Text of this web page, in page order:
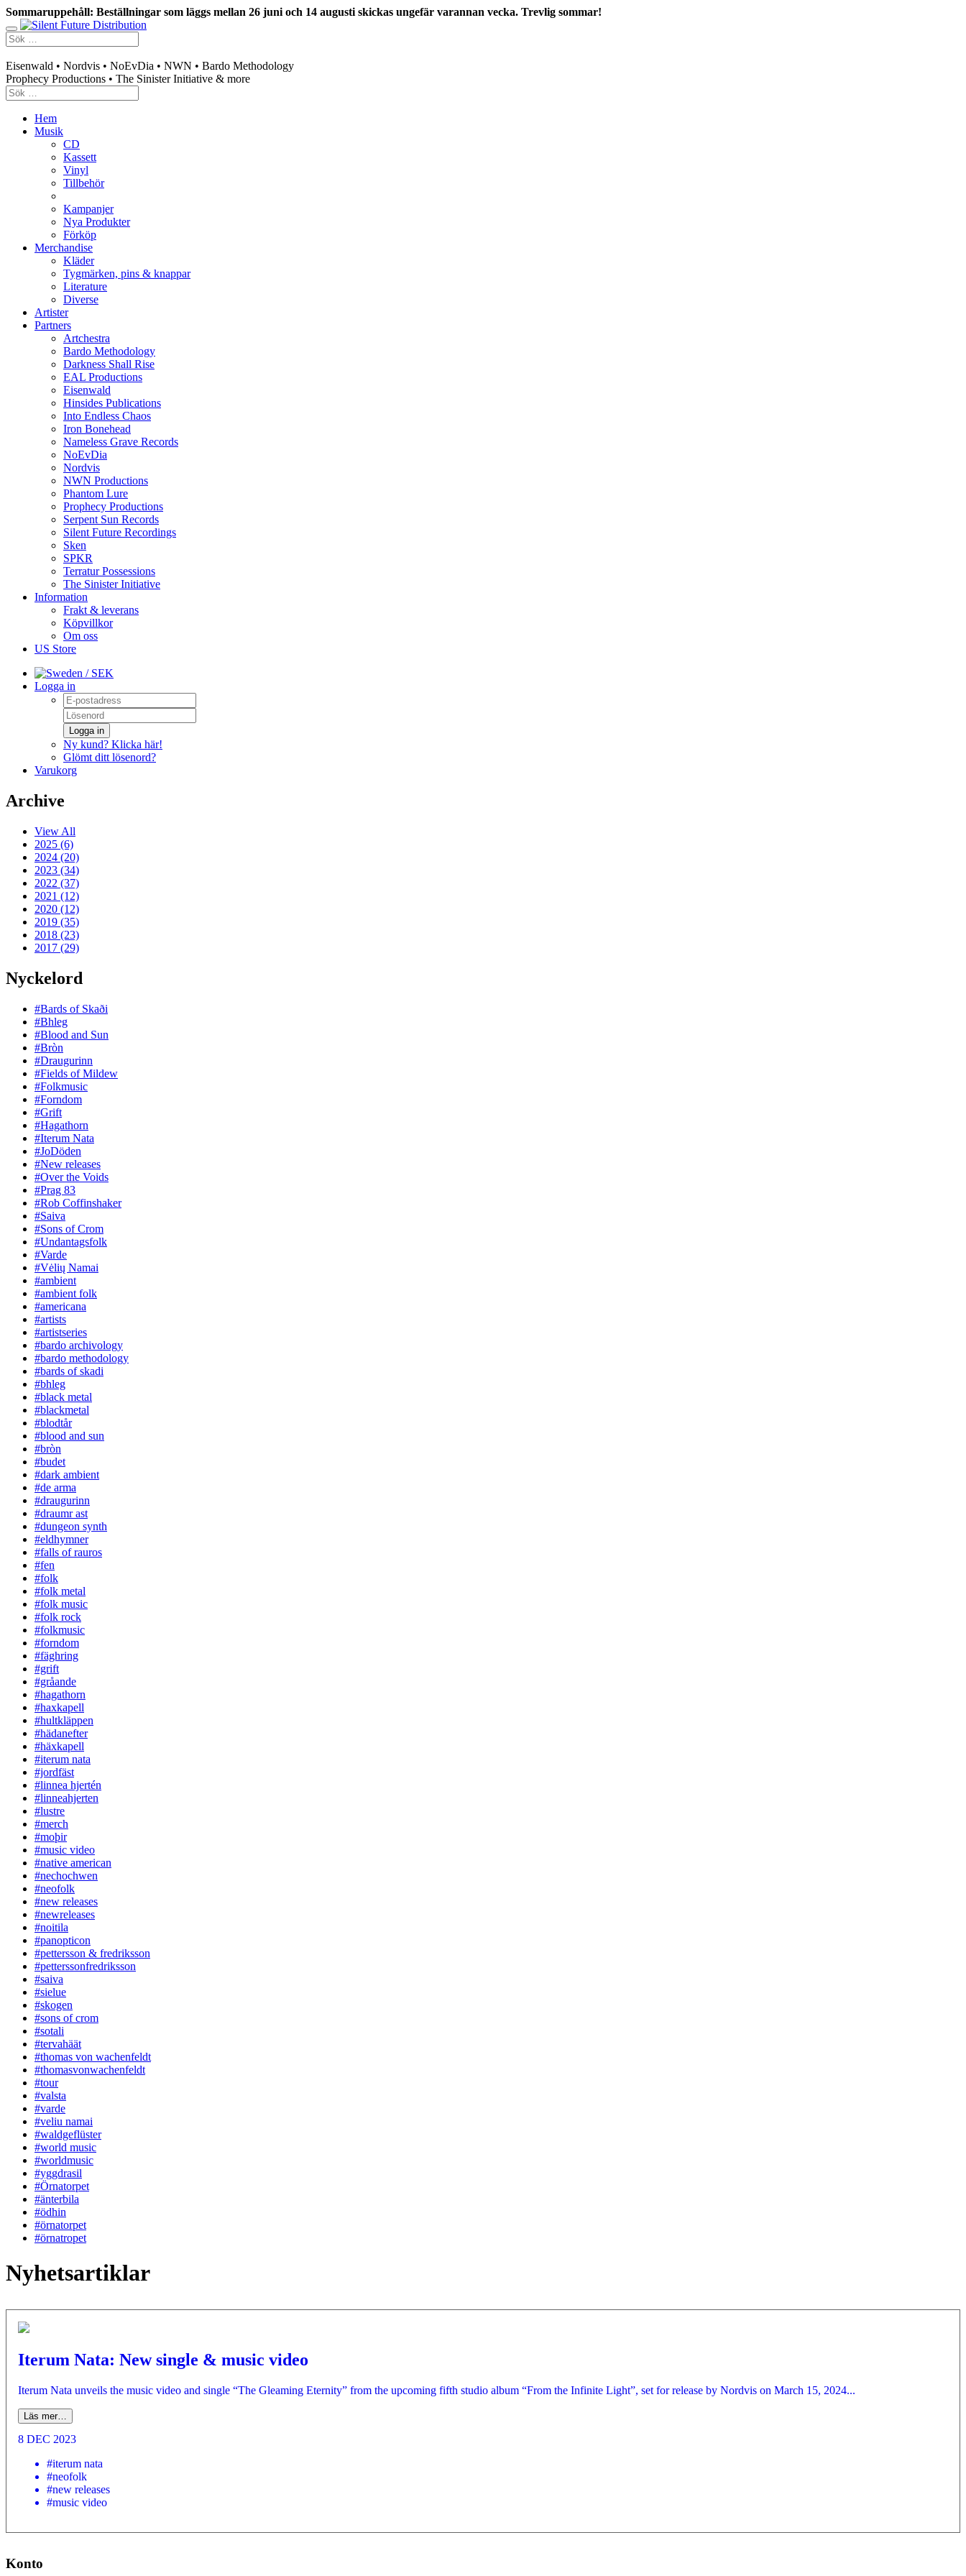
Sommaruppehåll: Beställningar som läggs mellan 26 juni och 14 augusti skickas ungefär varannan vecka. Trevlig sommar!
Eisenwald • Nordvis • NoEvDia • NWN • Bardo Methodology
Prophecy Productions • The Sinister Initiative & more
Hem
Musik
CD
Kassett
Vinyl
Tillbehör
Kampanjer
Nya Produkter
Förköp
Merchandise
Kläder
Tygmärken, pins & knappar
Literature
Diverse
Artister
Partners
Artchestra
Bardo Methodology
Darkness Shall Rise
EAL Productions
Eisenwald
Hinsides Publications
Into Endless Chaos
Iron Bonehead
Nameless Grave Records
NoEvDia
Nordvis
NWN Productions
Phantom Lure
Prophecy Productions
Serpent Sun Records
Silent Future Recordings
Sken
SPKR
Terratur Possessions
The Sinister Initiative
Information
Frakt & leverans
Köpvillkor
Om oss
US Store
/ SEK
Logga in
Logga in
Ny kund? Klicka här!
Glömt ditt lösenord?
Varukorg
Archive
View All
2025 (6)
2024 (20)
2023 (34)
2022 (37)
2021 (12)
2020 (12)
2019 (35)
2018 (23)
2017 (29)
Nyckelord
#Bards of Skaði
#Bhleg
#Blood and Sun
#Bròn
#Draugurinn
#Fields of Mildew
#Folkmusic
#Forndom
#Grift
#Hagathorn
#Iterum Nata
#JoDöden
#New releases
#Over the Voids
#Prag 83
#Rob Coffinshaker
#Saiva
#Sons of Crom
#Undantagsfolk
#Varde
#Vėlių Namai
#ambient
#ambient folk
#americana
#artists
#artistseries
#bardo archivology
#bardo methodology
#bards of skadi
#bhleg
#black metal
#blackmetal
#blodtår
#blood and sun
#bròn
#budet
#dark ambient
#de arma
#draugurinn
#draumr ast
#dungeon synth
#eldhymner
#falls of rauros
#fen
#folk
#folk metal
#folk music
#folk rock
#folkmusic
#forndom
#fäghring
#grift
#gråande
#hagathorn
#haxkapell
#hultkläppen
#hädanefter
#häxkapell
#iterum nata
#jordfäst
#linnea hjertén
#linneahjerten
#lustre
#merch
#moþir
#music video
#native american
#nechochwen
#neofolk
#new releases
#newreleases
#noitila
#panopticon
#pettersson & fredriksson
#petterssonfredriksson
#saiva
#sielue
#skogen
#sons of crom
#sotali
#tervahäät
#thomas von wachenfeldt
#thomasvonwachenfeldt
#tour
#valsta
#varde
#veliu namai
#waldgeflüster
#world music
#worldmusic
#yggdrasil
#Örnatorpet
#änterbila
#ödhin
#örnatorpet
#örnatropet
Nyhetsartiklar
Iterum Nata: New single & music video
Iterum Nata unveils the music video and single “The Gleaming Eternity” from the upcoming fifth studio album “From the Infinite Light”, set for release by Nordvis on March 15, 2024...
Läs mer…
8 DEC 2023
#iterum nata
#neofolk
#new releases
#music video
Konto